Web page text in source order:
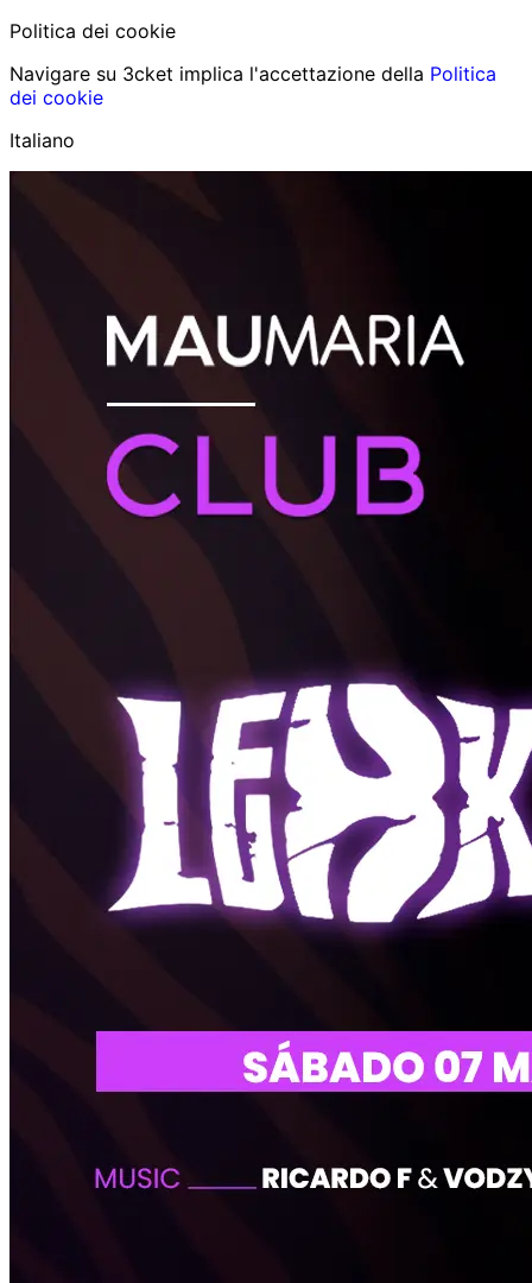
Politica dei cookie
Navigare su 3cket implica l'accettazione della Politica
dei cookie
Italiano